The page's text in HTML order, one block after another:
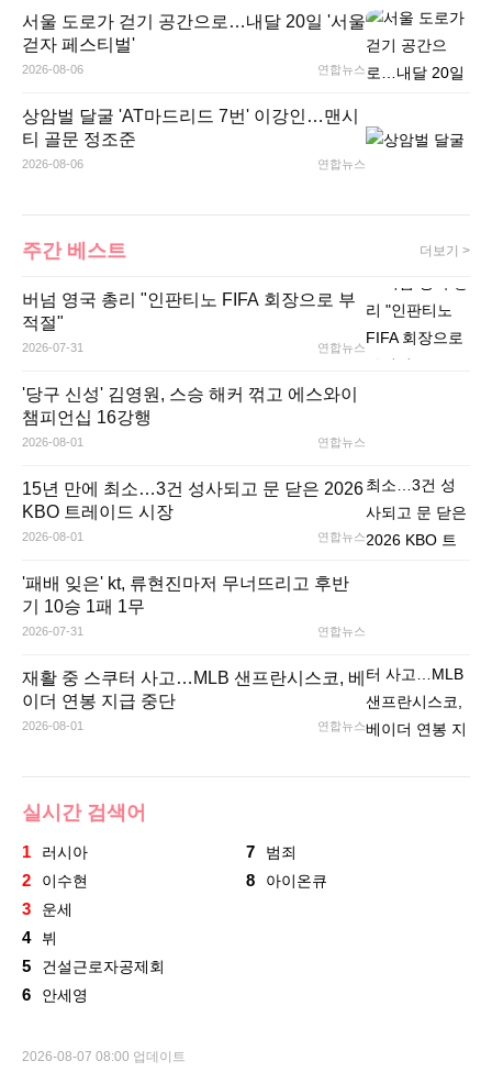
서울 도로가 걷기 공간으로…내달 20일 '서울
걷자 페스티벌'
2026-08-06 연합뉴스
상암벌 달굴 'AT마드리드 7번' 이강인…맨시
티 골문 정조준
2026-08-06 연합뉴스
주간 베스트 더보기 >
버넘 영국 총리 "인판티노 FIFA 회장으로 부
적절"
2026-07-31 연합뉴스
'당구 신성' 김영원, 스승 해커 꺾고 에스와이
챔피언십 16강행
2026-08-01 연합뉴스
15년 만에 최소…3건 성사되고 문 닫은 2026
KBO 트레이드 시장
2026-08-01 연합뉴스
'패배 잊은' kt, 류현진마저 무너뜨리고 후반
기 10승 1패 1무
2026-07-31 연합뉴스
재활 중 스쿠터 사고…MLB 샌프란시스코, 베
이더 연봉 지급 중단
2026-08-01 연합뉴스
실시간 검색어
1 러시아
2 이수현
3 운세
4 뷔
5 건설근로자공제회
6 안세영
7 범죄
8 아이온큐
2026-08-07 08:00 업데이트